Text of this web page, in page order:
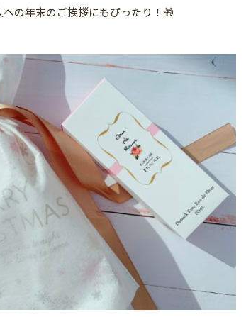
の年末のご挨拶にもぴったり！🎁